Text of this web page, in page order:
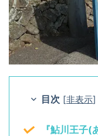
目次 [非表示]
『鮎川王子